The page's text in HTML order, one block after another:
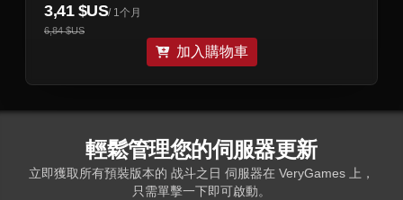
3,41 $US/ 1个月
6,84 $US
加入購物車
輕鬆管理您的伺服器更新
立即獲取所有預裝版本的 战斗之日 伺服器在 VeryGames 上，
只需單擊一下即可啟動。